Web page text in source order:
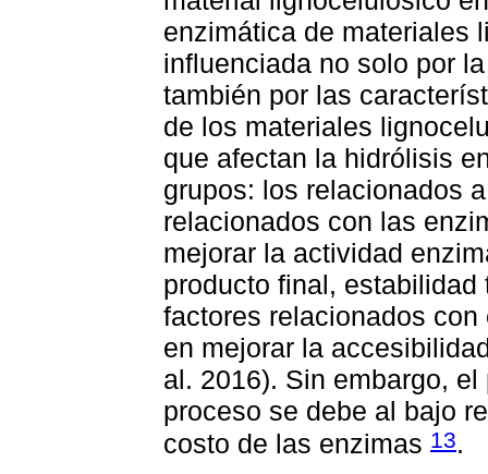
enzimática de materiales
influenciada no solo por
también por las
de los materiales
que afectan la hidrólisis
grupos: los relacionados
relacionados con las
mejorar la actividad
producto final,
factores relacionados
en mejorar la
al. 2016). Sin embargo,
proceso se debe al bajo
costo de las enzimas 13.